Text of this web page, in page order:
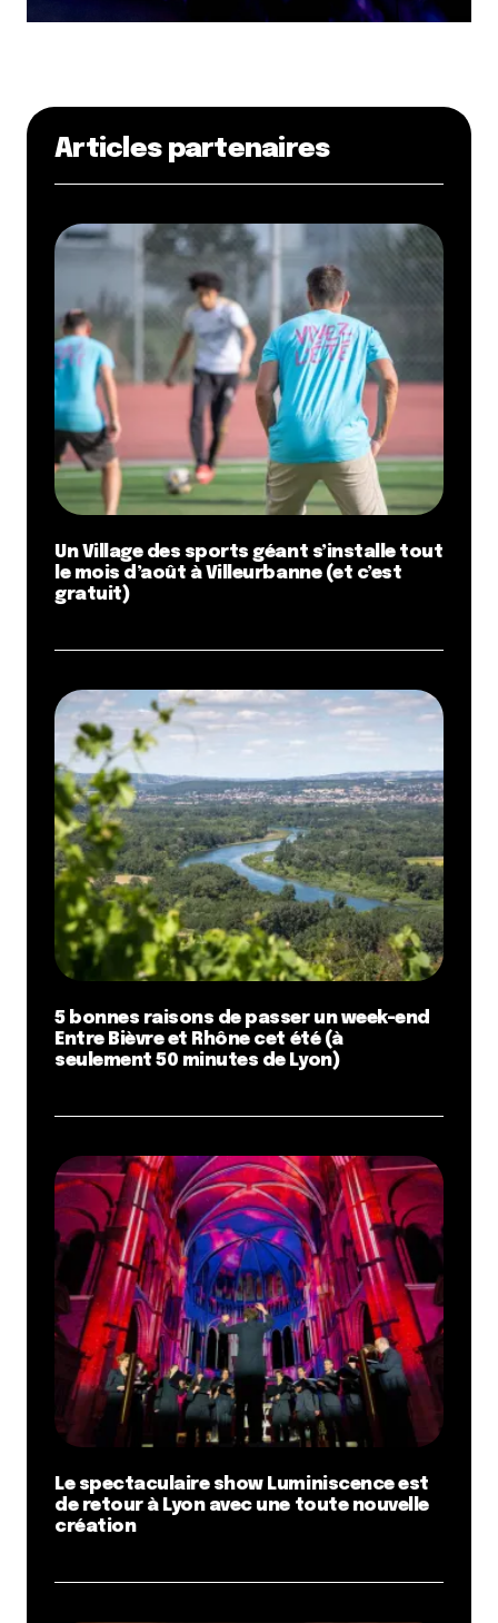
Articles partenaires
Un Village des sports géant s’installe tout
le mois d’août à Villeurbanne (et c’est
gratuit)
5 bonnes raisons de passer un week-end
Entre Bièvre et Rhône cet été (à
seulement 50 minutes de Lyon)
Le spectaculaire show Luminiscence est
de retour à Lyon avec une toute nouvelle
création